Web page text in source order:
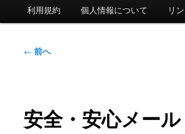
メ
利用規約 個人情報について リ
投
ゲ
ー
← 前へ
安全・安心メー